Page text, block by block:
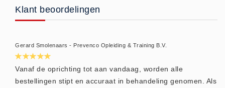
Klachten
Privacy
Retourneren
Algemene Voorwaarden
Vacatures
Klant beoordelingen
Gerard Smolenaars - Prevenco Opleiding & Training B.V.
Vanaf de oprichting tot aan vandaag, worden alle
bestellingen stipt en accuraat in behandeling genomen. Als